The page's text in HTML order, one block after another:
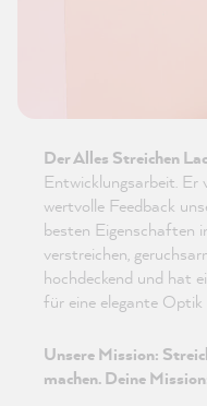
Der Alles Streichen
Entwicklungsarbeit. Er
wertvolle Feedback
besten Eigenschaften
verstreichen,
hochdeckend und hat
für eine elegante Optik
Unsere Mission:
machen. Deine